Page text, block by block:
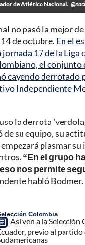
de Atlético Nacional.
no pasó la mejor de
de octubre. En el
17 de la Liga
el conjunto
cayendo derrotado
Independiente
la derrota
de su equipo, su
plasmar su
“En el grupo
nos permite
habló Bodmer.
Colombia
Así ven a la Selección
previo al